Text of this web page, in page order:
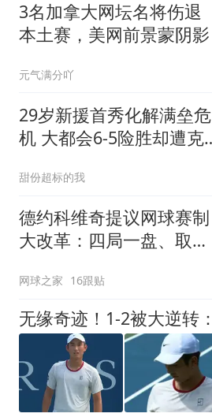
3名加拿大网坛名将伤退
本土赛，美网前景蒙阴影
元气满分吖
29岁新援首秀化解满垒危
机 大都会6-5险胜却遭克
甜份超标的我
德约科维奇提议网球赛制
大改革：四局一盘、取消
网球之家 16跟贴